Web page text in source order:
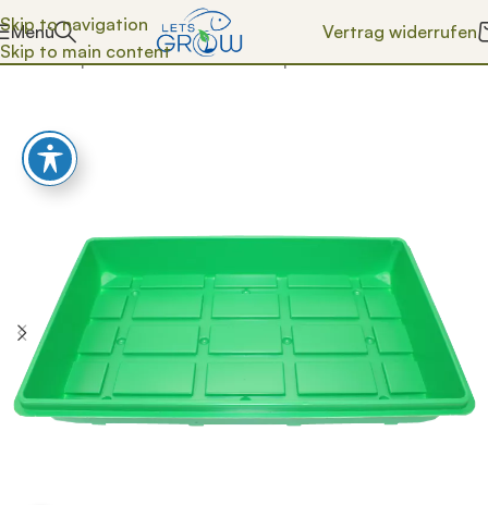
Skip to navigation
Skip to main content
Menü
Vertrag widerrufen
Start/Shop/Anzucht & Pflanzen/Töpfe & Schalen